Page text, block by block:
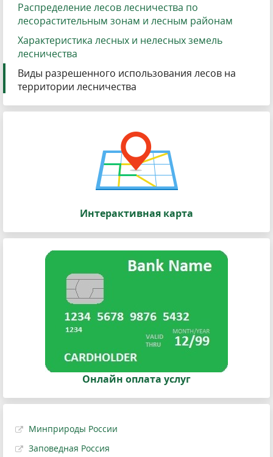
Распределение лесов лесничества по
лесорастительным зонам и лесным районам
Характеристика лесных и нелесных земель
лесничества
Виды разрешенного использования лесов на
территории лесничества
Интерактивная карта
Онлайн оплата услуг
Минприроды России
Заповедная Россия